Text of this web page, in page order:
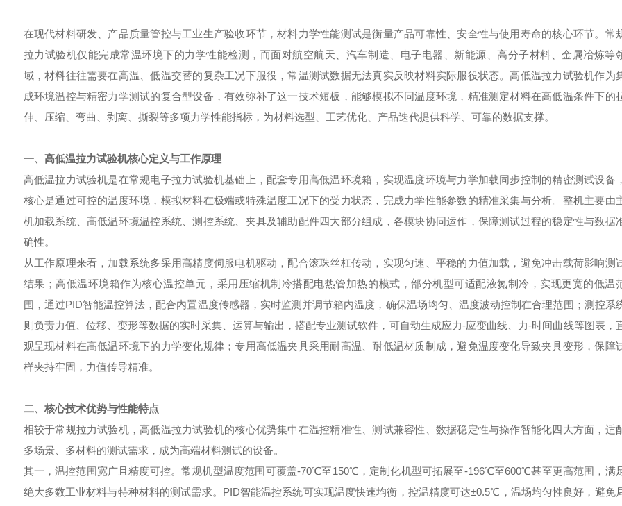
在现代材料研发、产品质量管控与工业生产验收环节，材料力学性能测试是衡量产品可靠性、安全性与使用寿命的核心环节。常
拉力试验机仅能完成常温环境下的力学性能检测，而面对航空航天、汽车制造、电子电器、新能源、高分子材料、金属冶炼等
域，材料往往需要在高温、低温交替的复杂工况下服役，常温测试数据无法真实反映材料实际服役状态。高低温拉力试验机作为
成环境温控与精密力学测试的复合型设备，有效弥补了这一技术短板，能够模拟不同温度环境，精准测定材料在高低温条件下的
伸、压缩、弯曲、剥离、撕裂等多项力学性能指标，为材料选型、工艺优化、产品迭代提供科学、可靠的数据支撑。
一、高低温拉力试验机核心定义与工作原理
高低温拉力试验机是在常规电子拉力试验机基础上，配套专用高低温环境箱，实现温度环境与力学加载同步控制的精密测试设备，
核心是通过可控的温度环境，模拟材料在极端或特殊温度工况下的受力状态，完成力学性能参数的精准采集与分析。整机主要由
机加载系统、高低温环境温控系统、测控系统、夹具及辅助配件四大部分组成，各模块协同运作，保障测试过程的稳定性与数据
确性。
从工作原理来看，加载系统多采用高精度伺服电机驱动，配合滚珠丝杠传动，实现匀速、平稳的力值加载，避免冲击载荷影响测
结果；高低温环境箱作为核心温控单元，采用压缩机制冷搭配电热管加热的模式，部分机型可适配液氮制冷，实现更宽的低温
围，通过PID智能温控算法，配合内置温度传感器，实时监测并调节箱内温度，确保温场均匀、温度波动控制在合理范围；测控系
则负责力值、位移、变形等数据的实时采集、运算与输出，搭配专业测试软件，可自动生成应力-应变曲线、力-时间曲线等图表，
观呈现材料在高低温环境下的力学变化规律；专用高低温夹具采用耐高温、耐低温材质制成，避免温度变化导致夹具变形，保障
样夹持牢固，力值传导精准。
二、核心技术优势与性能特点
相较于常规拉力试验机，高低温拉力试验机的核心优势集中在温控精准性、测试兼容性、数据稳定性与操作智能化四大方面，适
多场景、多材料的测试需求，成为高端材料测试的设备。
其一，温控范围宽广且精度可控。常规机型温度范围可覆盖-70℃至150℃，定制化机型可拓展至-196℃至600℃甚至更高范围，满
绝大多数工业材料与特种材料的测试需求。PID智能温控系统可实现温度快速均衡，控温精度可达±0.5℃，温场均匀性良好，避免